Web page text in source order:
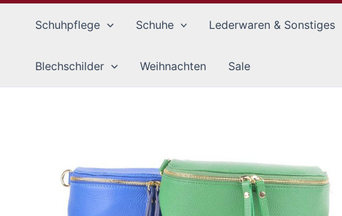
Schuhpflege Schuhe Lederwaren & Sonstiges
Blechschilder Weihnachten Sale